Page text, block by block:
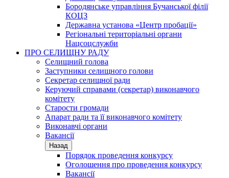
Бородянське управління Бучанської філії
КОЦЗ
Державна установа «Центр пробації»
Регіональні територіальні органи
Нацсоцслужби
ПРО СЕЛИЩНУ РАДУ
Селищний голова
Заступники селищного голови
Секретар селищної ради
Керуючий справами (секретар) виконавчого
комітету
Старости громади
Апарат ради та її виконавчого комітету
Виконавчі органи
Вакансії
Назад
Порядок проведення конкурсу
Оголошення про проведення конкурсу
Вакансії